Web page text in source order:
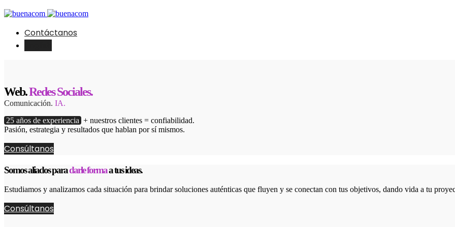
Contáctanos
Web.Redes Sociales.
Comunicación. IA.
25 años de experiencia + nuestros clientes = confiabilidad.
Pasión, estrategia y resultados que hablan por sí mismos.
Consúltanos
Somos aliados paradarle formaa tus ideas.
Estudiamos y analizamos cada situación para brindar soluciones auténticas que fluyen y se conectan con tus objetivos, dando vida a tu
Consúltanos